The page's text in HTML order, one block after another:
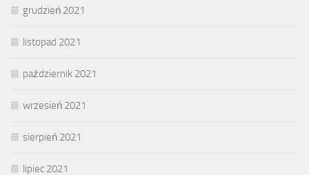
grudzień 2021
listopad 2021
październik 2021
wrzesień 2021
sierpień 2021
lipiec 2021